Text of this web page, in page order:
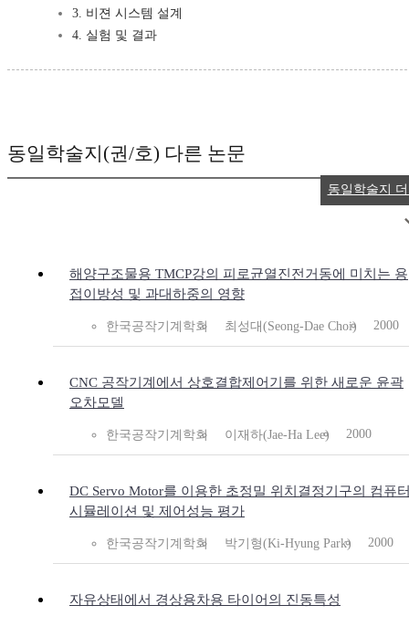
3. 비젼 시스템 설계
4. 실험 및 결과
동일학술지(권/호) 다른 논문
해양구조물용 TMCP강의 피로균열진전거동에 미치는 용
접이방성 및 과대하중의 영향
한국공작기계학회 최성대(Seong-Dae Choi) 2000
CNC 공작기계에서 상호결합제어기를 위한 새로운 윤곽
오차모델
한국공작기계학회 이재하(Jae-Ha Lee) 2000
DC Servo Motor를 이용한 초정밀 위치결정기구의 컴퓨
시뮬레이션 및 제어성능 평가
한국공작기계학회 박기형(Ki-Hyung Park) 2000
자유상태에서 경상용차용 타이어의 진동특성
동일학술지